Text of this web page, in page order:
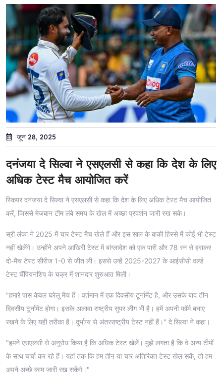
जून 28, 2025
दनंजया दे सिल्वा ने एसएलसी से कहा कि देश के लिए
अधिक टेस्ट मैच आयोजित करें
स्किपर दनंजया दे सिल्वा ने एसएलसी से कहा कि देश के लिए अधिक टेस्ट मैच आयोजित
करें, जिससे मेजबान टीम लंबे समय के खेल में अच्छा प्रदर्शन जारी रख सके।
स्री लंका ने 2025 में चार टेस्ट मैच खेले हैं और इस साल के बाकी हिस्से में कोई भी टेस्ट
नहीं खेलेंगे। उन्होंने अपने आखिरी टेस्ट में बांग्लादेश को एक पारी और 78 रन से हराकर
दो-मैच टेस्ट सीरीज 1-0 से जीत ली। इससे उन्हें 2025-2027 के आईसीसी वर्ल्ड
टेस्ट चैंपियनशिप के चक्र में शानदार शुरुआत मिली।
"हमारे पास केवल घरेलू मैच हैं। वर्तमान में एक दिवसीय टूर्नामेंट है, और उसके बाद तीन
दिवसीय टूर्नामेंट होगा। इसके अलावा राष्ट्रीय सुपर लीग भी है। हमें अपनी फॉर्म बनाए
रखने के लिए यही तरीका है। दुर्भाग्य से अंतरराष्ट्रीय टेस्ट नहीं हैं।" दे सिल्वा ने कहा।
"हमने एसएलसी से अनुरोध किया है कि अधिक टेस्ट खेलें। मुझे लगता है कि वे अन्य टीमों
के साथ चर्चा कर रहे हैं। यहां तक कि हम तीन या चार अतिरिक्त टेस्ट खेल सकें, तो हम
अपने अच्छे काम जारी रख सकेंगे।"